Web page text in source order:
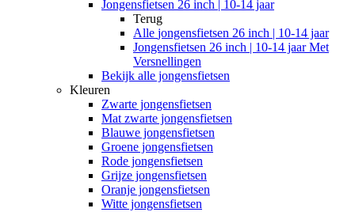
Jongensfietsen 26 inch | 10-14 jaar
Terug
Alle jongensfietsen 26 inch | 10-14 jaar
Jongensfietsen 26 inch | 10-14 jaar Met
Versnellingen
Bekijk alle jongensfietsen
Kleuren
Zwarte jongensfietsen
Mat zwarte jongensfietsen
Blauwe jongensfietsen
Groene jongensfietsen
Rode jongensfietsen
Grijze jongensfietsen
Oranje jongensfietsen
Witte jongensfietsen